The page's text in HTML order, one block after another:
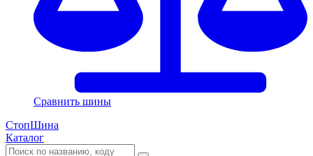
Сравнить шины
СтопШина
Каталог